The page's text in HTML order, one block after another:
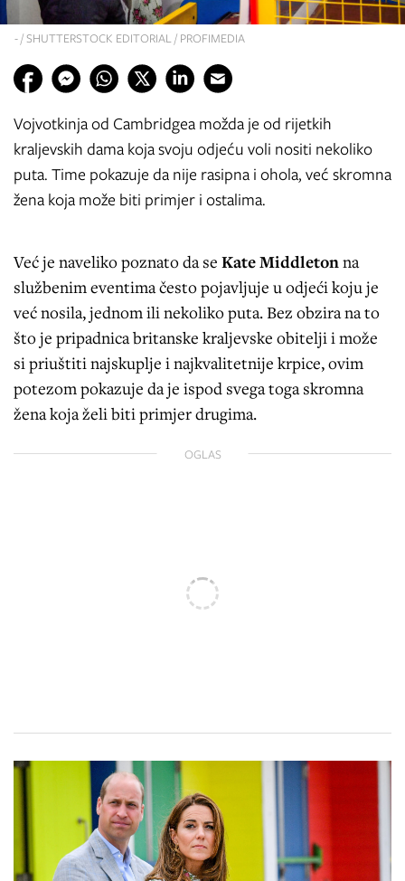
- / SHUTTERSTOCK EDITORIAL / PROFIMEDIA
Vojvotkinja od Cambridgea možda je od rijetkih
kraljevskih dama koja svoju odjeću voli nositi nekoliko
puta. Time pokazuje da nije rasipna i ohola, već skromna
žena koja može biti primjer i ostalima.
Već je naveliko poznato da se Kate Middletonna
službenim eventima često pojavljuje u odjeći koju je
već nosila, jednom ili nekoliko puta. Bez obzira na to
što je pripadnica britanske kraljevske obitelji i može
si priuštiti najskuplje i najkvalitetnije krpice, ovim
potezom pokazuje da je ispod svega toga skromna
žena koja želi biti primjer drugima.
OGLAS